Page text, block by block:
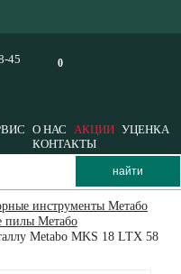
0
45
О НАС АКЦИИ УЦЕНКА
КОНТАКТЫ
инструменты Метабо
пилы Метабо
Metabo MKS 18 LTX 58